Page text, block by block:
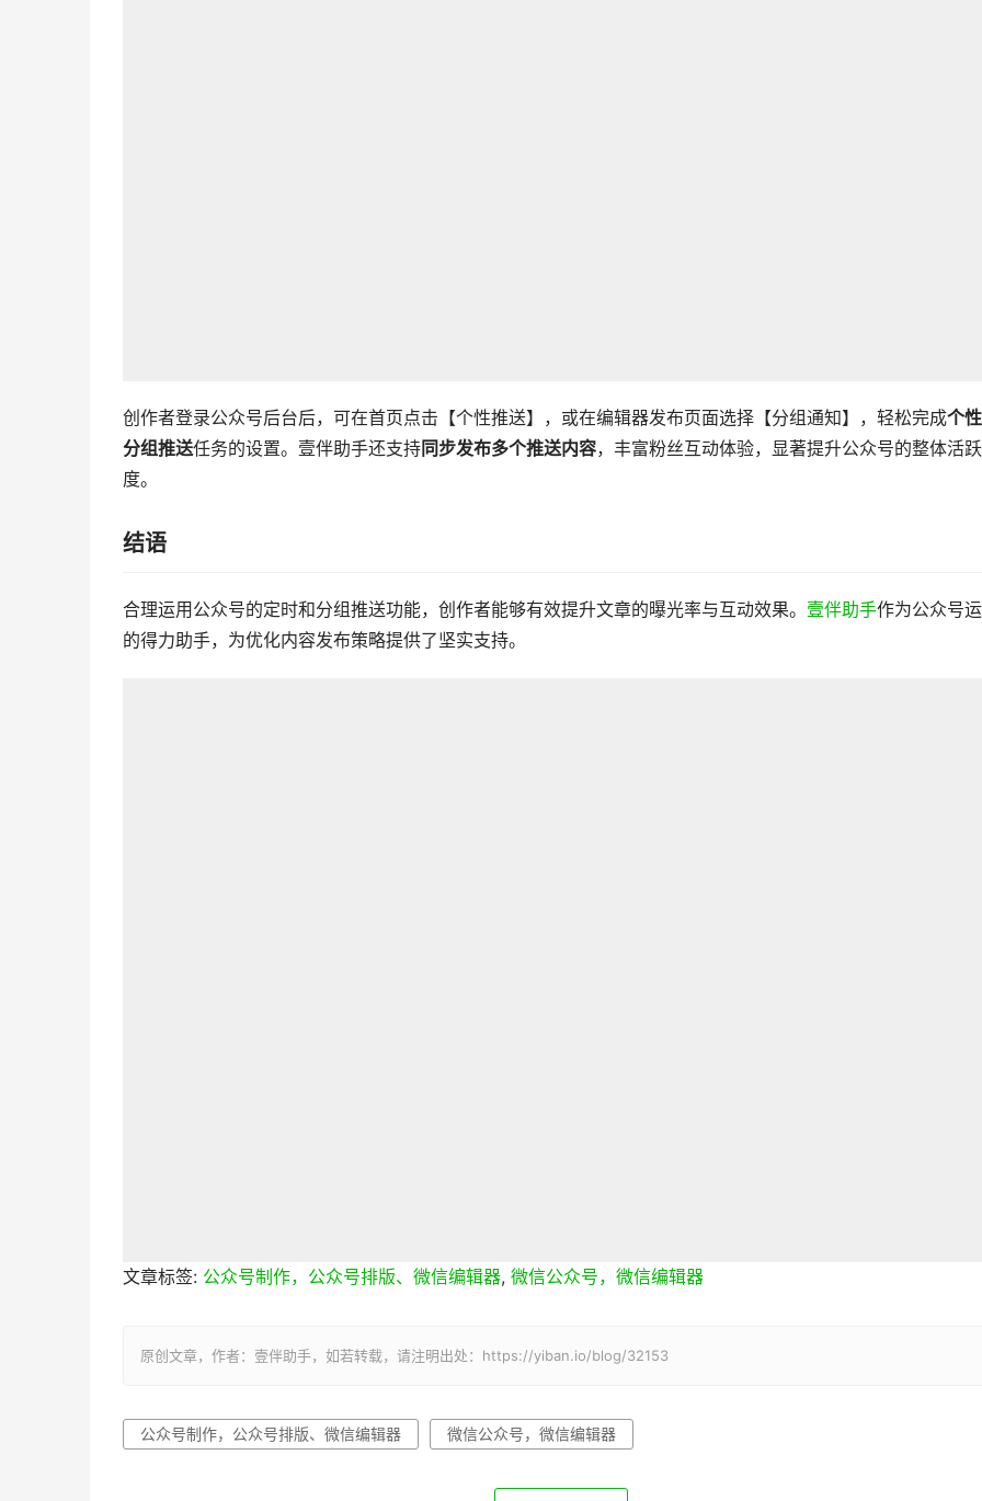
创作者登录公众号后台后，可在首页点击【个性推送】，或在编辑器发布页面选择【分组通知】，轻松完成个
分组推送任务的设置。壹伴助手还支持同步发布多个推送内容，丰富粉丝互动体验，显著提升公众号的整体活跃
度。
结语
合理运用公众号的定时和分组推送功能，创作者能够有效提升文章的曝光率与互动效果。 壹伴助手作为公众号
的得力助手，为优化内容发布策略提供了坚实支持。
文章标签: 公众号制作，公众号排版、微信编辑器, 微信公众号，微信编辑器
原创文章，作者：壹伴助手，如若转载，请注明出处：https://yiban.io/blog/32153
公众号制作，公众号排版、微信编辑器 微信公众号，微信编辑器